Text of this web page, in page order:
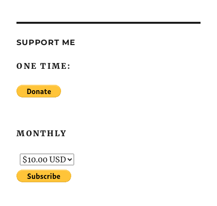
SUPPORT ME
ONE TIME:
MONTHLY